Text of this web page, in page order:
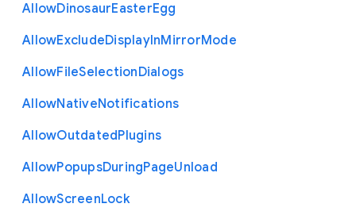
AllowDinosaurEasterEgg
AllowExcludeDisplayInMirrorMode
AllowFileSelectionDialogs
AllowNativeNotifications
AllowOutdatedPlugins
AllowPopupsDuringPageUnload
AllowScreenLock